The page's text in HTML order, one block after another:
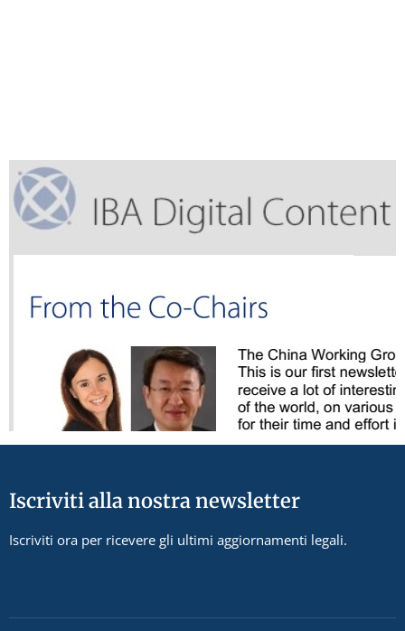
Iscriviti alla nostra newsletter
Iscriviti ora per ricevere gli ultimi aggiornamenti legali.